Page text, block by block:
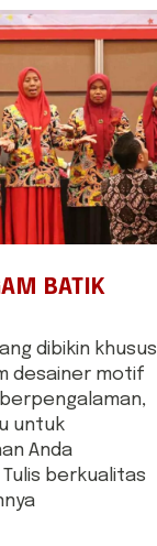
BATIK
dibikin khusus
desainer motif
untuk
Anda
berkualitas